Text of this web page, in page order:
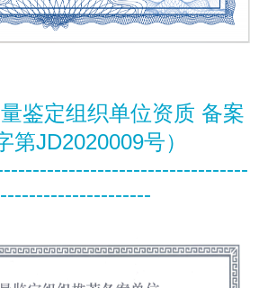
鉴定组织单位资质 备案
第JD2020009号）